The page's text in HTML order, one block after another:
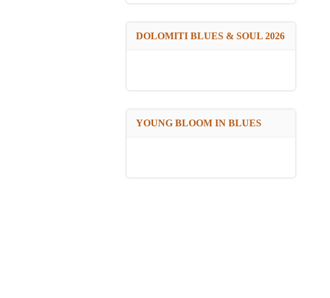
DOLOMITI BLUES & SOUL 2026
YOUNG BLOOM IN BLUES